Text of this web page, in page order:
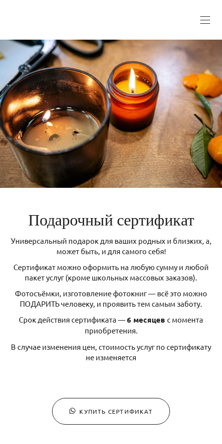
Подарочный сертификат
Универсальный подарок для ваших родных и близких, а,
может быть, и для самого себя!
Сертификат можно оформить на любую сумму и любой
пакет услуг (кроме школьных массовых заказов).
Фотосъёмки, изготовление фотокниг — всё это можно
ПОДАРИТЬ человеку, и проявить тем самым заботу.
Срок действия сертификата —6 месяцев с момента
приобретения.
В случае изменения цен, стоимость услуг по сертификату
не изменяется
КУПИТЬ СЕРТИФИКАТ